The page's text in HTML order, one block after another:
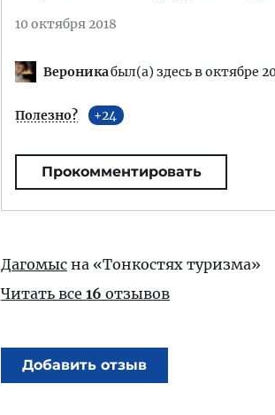
10 октября 2018
Вероникабыл(а) здесь в октябре
Полезно? 24
Прокомментировать
Дагомыс на «Тонкостях туризма»
Читать все 16 отзывов
Добавить отзыв